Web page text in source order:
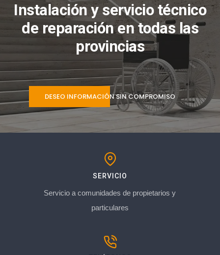
Instalación y servicio técnico
de reparación en todas las
provincias
DESEO INFORMACIÓN SIN COMPROMISO
SERVICIO
Servicio a comunidades de propietarios y
particulares